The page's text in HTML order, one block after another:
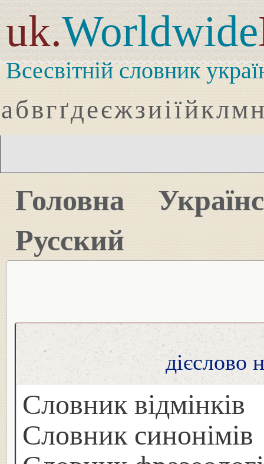
uk.Worldwide
Всесвітній словник
абвгґдеєжзиіїйклмн
Головна
Русский
дієслово
Словник відмінків
Словник синонімів